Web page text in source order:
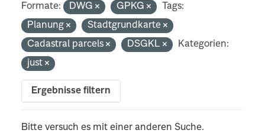
Formate: DWG GPKG
Tags:
Planung
Stadtgrundkarte
Cadastral parcels
DSGKL
Kategorien:
just
Ergebnisse filtern
Bitte versuch es mit einer anderen Suche.